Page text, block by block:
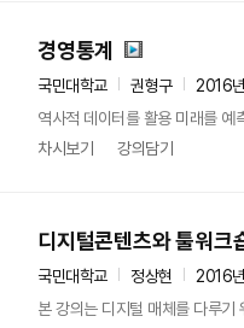
경영통계
국민대학교 권형구
2016
역사적 데이터를 활용 미래를 예
차시보기
강의담기
디지털콘텐츠와 툴워크
국민대학교 정상현
2016
본 강의는 디지털 매체를 다루기